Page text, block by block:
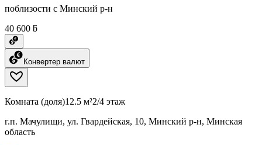
поблизости с Минский р-н
40 600 ƃ
Конвертер валют
Комната (доля)12.5 м²2/4 этаж
г.п. Мачулищи, ул. Гвардейская, 10, Минский р-н, Минская
область